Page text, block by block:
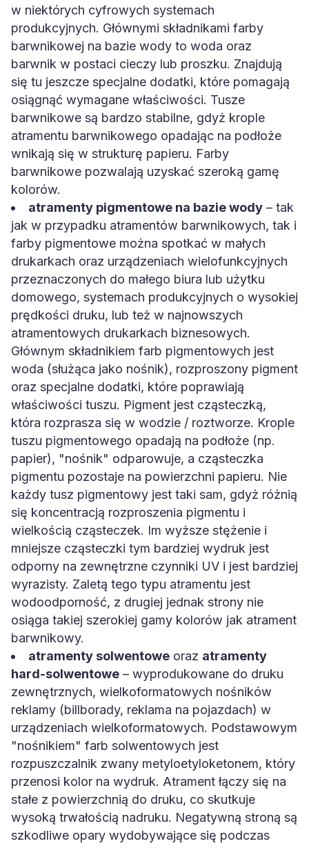
w niektórych cyfrowych systemach
produkcyjnych. Głównymi składnikami farby
barwnikowej na bazie wody to woda oraz
barwnik w postaci cieczy lub proszku. Znajdują
się tu jeszcze specjalne dodatki, które pomagają
osiągnąć wymagane właściwości. Tusze
barwnikowe są bardzo stabilne, gdyż krople
atramentu barwnikowego opadając na podłoże
wnikają się w strukturę papieru. Farby
barwnikowe pozwalają uzyskać szeroką gamę
kolorów.
atramenty pigmentowe na bazie wody – tak
jak w przypadku atramentów barwnikowych, tak i
farby pigmentowe można spotkać w małych
drukarkach oraz urządzeniach wielofunkcyjnych
przeznaczonych do małego biura lub użytku
domowego, systemach produkcyjnych o wysokiej
prędkości druku, lub też w najnowszych
atramentowych drukarkach biznesowych.
Głównym składnikiem farb pigmentowych jest
woda (służąca jako nośnik), rozproszony pigment
oraz specjalne dodatki, które poprawiają
właściwości tuszu. Pigment jest cząsteczką,
która rozprasza się w wodzie / roztworze. Krople
tuszu pigmentowego opadają na podłoże (np.
papier), "nośnik" odparowuje, a cząsteczka
pigmentu pozostaje na powierzchni papieru. Nie
każdy tusz pigmentowy jest taki sam, gdyż różnią
się koncentracją rozproszenia pigmentu i
wielkością cząsteczek. Im wyższe stężenie i
mniejsze cząsteczki tym bardziej wydruk jest
odporny na zewnętrzne czynniki UV i jest bardziej
wyrazisty. Zaletą tego typu atramentu jest
wodoodporność, z drugiej jednak strony nie
osiąga takiej szerokiej gamy kolorów jak atrament
barwnikowy.
atramenty solwentowe oraz atramenty
hard-solwentowe – wyprodukowane do druku
zewnętrznych, wielkoformatowych nośników
reklamy (billborady, reklama na pojazdach) w
urządzeniach wielkoformatowych. Podstawowym
"nośnikiem" farb solwentowych jest
rozpuszczalnik zwany metyloetyloketonem, który
przenosi kolor na wydruk. Atrament łączy się na
stałe z powierzchnią do druku, co skutkuje
wysoką trwałością nadruku. Negatywną stroną są
szkodliwe opary wydobywające się podczas